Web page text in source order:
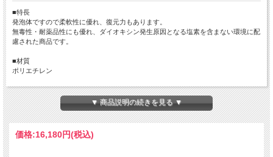
■特長
発泡体ですので柔軟性に優れ、復元力もあります。
無毒性・耐薬品性にも優れ、ダイオキシン発生原因となる塩素を含まない環境に配
慮された商品です。
■材質
ポリエチレン
■用途
目地のバックアップ材
▼ 商品説明の続きを見る ▼
価格:16,180円(税込)